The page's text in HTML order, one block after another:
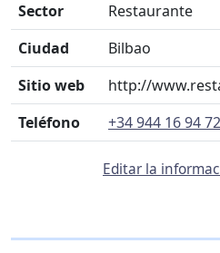
Sector
Restaurante
Ciudad
Bilbao
Sitio web
http://
Teléfono
+34 944 16 94 72
Editar la